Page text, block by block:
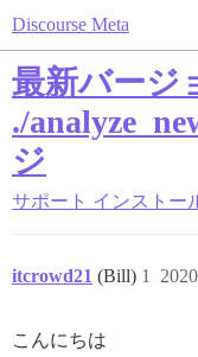
Discourse Meta
最新バージ
./
ジ
サポート インストー
itcrowd21 (Bill) 1
こんにちは